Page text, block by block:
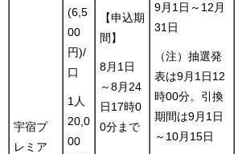
宇宿プ
レミア
(6,5
00
円)/
口
1人
20,0
00
【申込期
間】
8月1日
～8月24
日17時0
0分まで
9月1日～12月
31日
（注）抽選発
表は9月1日12
時00分。引換
期間は9月1日
～10月15日